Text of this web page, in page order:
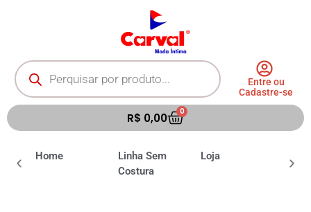
Entre ou
Cadastre-se
R$ 0,00 0
Home
Linha Sem
Costura
Loja